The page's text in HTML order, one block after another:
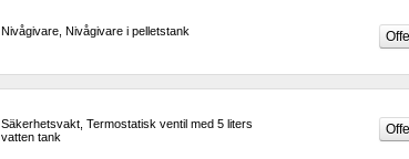
Nivågivare, Nivågivare i pelletstank
Säkerhetsvakt, Termostatisk ventil med 5 liters
vatten tank